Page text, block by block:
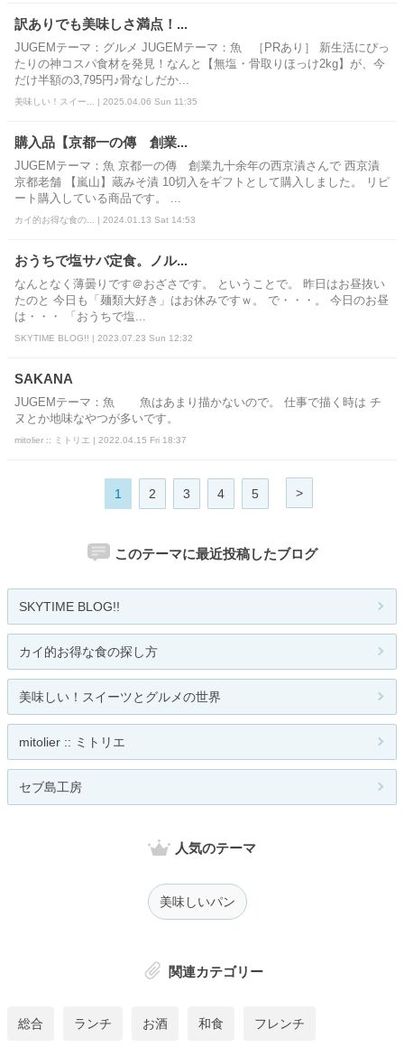
訳ありでも美味しさ満点！...
JUGEMテーマ：グルメ JUGEMテーマ：魚 ［PRあり］ 新生活にぴっ
たりの神コスパ食材を発見！なんと【無塩・骨取りほっけ2kg】が、今
だけ半額の3,795円♪骨なしだか...
美味しい！スイー... | 2025.04.06 Sun 11:35
購入品【京都一の傳 創業...
JUGEMテーマ：魚 京都一の傳 創業九十余年の西京漬さんで 西京漬
京都老舗 【嵐山】蔵みそ漬 10切入をギフトとして購入しました。 リピ
ート購入している商品です。 ...
カイ的お得な食の... | 2024.01.13 Sat 14:53
おうちで塩サバ定食。ノル...
なんとなく薄曇りです＠おざさです。 ということで。 昨日はお昼抜い
たのと 今日も「麺類大好き」はお休みですｗ。 で・・・。 今日のお昼
は・・・ 「おうちで塩...
SKYTIME BLOG!! | 2023.07.23 Sun 12:32
SAKANA
JUGEMテーマ：魚 魚はあまり描かないので。 仕事で描く時は チ
ヌとか地味なやつが多いです。
mitolier :: ミトリエ | 2022.04.15 Fri 18:37
1 2 3 4 5 >
このテーマに最近投稿したブログ
SKYTIME BLOG!!
カイ的お得な食の探し方
美味しい！スイーツとグルメの世界
mitolier :: ミトリエ
セブ島工房
人気のテーマ
美味しいパン
関連カテゴリー
総合 ランチ お酒 和食 フレンチ